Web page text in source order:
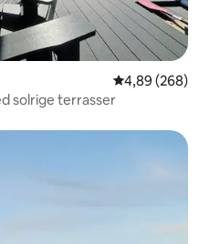
4,89 ud af 5 i
4,89 (268)
solrige terrasser